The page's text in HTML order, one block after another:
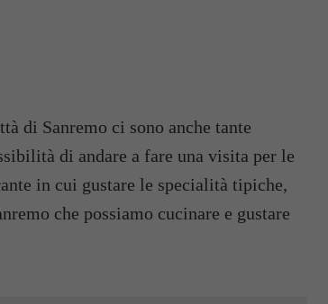
di Sanremo ci sono anche tante
di andare a fare una visita per le
in cui gustare le specialità tipiche,
che possiamo cucinare e gustare